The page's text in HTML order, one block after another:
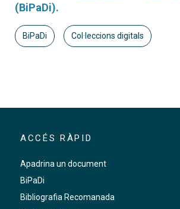
(BiPaDi).
BiPaDi Col·leccions digitals
ACCÉS RÀPID
Apadrina un document
BiPaDi
Bibliografia Recomanada